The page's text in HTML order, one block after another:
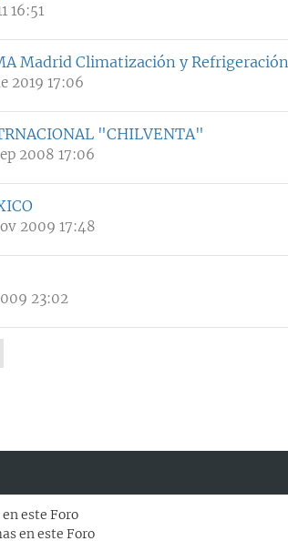
16:51
Madrid Climatización y Refrigeración
2019 17:06
"CHILVENTA"
2008 17:06
2009 17:48
23:02
este Foro
en este Foro